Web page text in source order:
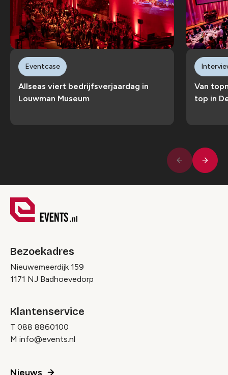
Allseas viert bedrijfsverjaardag in
Louwman Museum
Eventcase
Van
top in
Vorige
Bezoekadres
Nieuwemeerdijk 159
1171 NJ Badhoevedorp
Klantenservice
T 088 8860100
M info@events.nl
Nieuws